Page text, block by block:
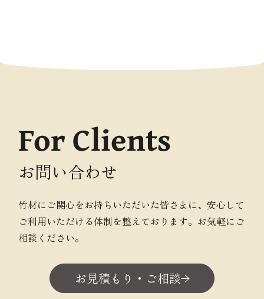
For Clients
お問い合わせ
竹材にご関心をお持ちいただいた皆さまに、安心して
ご利用いただける体制を整えております。お気軽にご
相談ください。
お見積もり・ご相談